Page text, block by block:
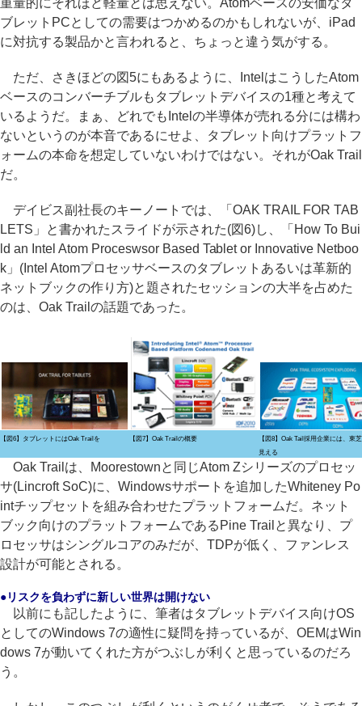
重量的にそれほど軽量とは思えない。Atomベースの安価なタ
ブレットPCとしての需要はつかめるのかもしれないが、iPad
に対抗する製品かと言われると、ちょっと違う気がする。
ただ、さきほどの図5にもあるように、IntelはこうしたAtom
ベースのコンバーチブルもタブレットデバイスの1種と考えて
いるようだ。まぁ、どれでもIntelの半導体が売れる分には構わ
ないというのが本音であるにせよ、タブレット向けプラットフ
ォームの本命を想定していないわけではない。それがOak Trail
だ。
デイビス副社長のキーノートでは、「OAK TRAIL FOR TAB
LETS」と書かれたスライドが示された(図6)し、「How To Bui
ld an Intel Atom Proceswsor Based Tablet or Innovative Netboo
k」(Intel Atomプロセッサベースのタブレットあるいは革新的
ネットブックの作り方)と題されたセッションの大半を占めた
のは、Oak Trailの話題であった。
【図6】タブレットにはOak Trailを 【図7】Oak Trailの概要
【図8】Oak Tail採用企業には、東
見える
Oak Trailは、Moorestownと同じAtom Zシリーズのプロセッ
サ(Lincroft SoC)に、Windowsサポートを追加したWhiteney Po
intチップセットを組み合わせたプラットフォームだ。ネット
ブック向けのプラットフォームであるPine Trailと異なり、プ
ロセッサはシングルコアのみだが、TDPが低く、ファンレス
設計が可能とされる。
●リスクを負わずに新しい世界は開けない
以前にも記したように、筆者はタブレットデバイス向けOS
としてのWindows 7の適性に疑問を持っているが、OEMはWin
dows 7が動いてくれた方がつぶしが利くと思っているのだろ
う。